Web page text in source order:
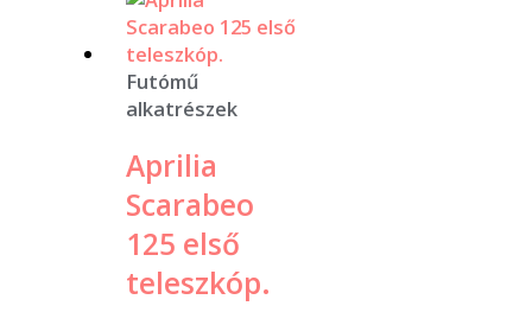
Futómű
alkatrészek
Aprilia
Scarabeo
125 első
teleszkóp.